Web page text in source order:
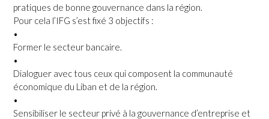
pratiques de bonne gouvernance dans la région.
Pour cela l’IFG s’est fixé 3 objectifs :
•
Former le secteur bancaire.
•
Dialoguer avec tous ceux qui composent la communauté
économique du Liban et de la région.
•
Sensibiliser le secteur privé à la gouvernance d’entreprise et